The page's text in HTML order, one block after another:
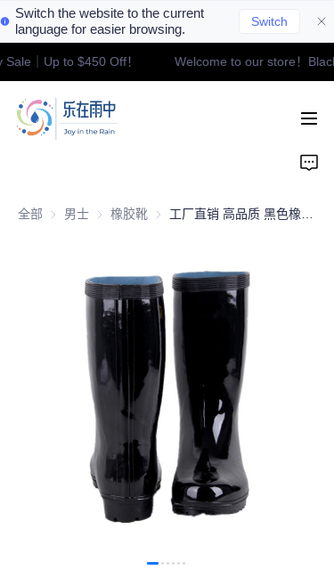
Switch the website to the current
language for easier browsing.
Switch
｜Up to $450 Off！
Welcome to our store！
Welcome to our
全部 男士 男士橡胶靴 橡胶靴
Home
Product